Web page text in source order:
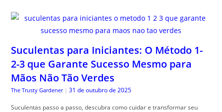
Suculentas para Iniciantes: O Método 1-
2-3 que Garante Sucesso Mesmo para
Mãos Não Tão Verdes
The Trusty Gardener | 31 de outubro de 2025
Suculentas passo a passo, descubra como cuidar e transformar seu